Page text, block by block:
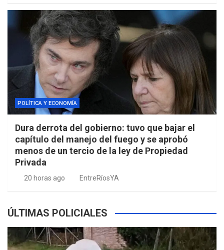
POLÍTICA Y ECONOMÍA
Dura derrota del gobierno: tuvo que bajar el
capítulo del manejo del fuego y se aprobó
menos de un tercio de la ley de Propiedad
Privada
20 horas ago EntreRíosYA
ÚLTIMAS POLICIALES